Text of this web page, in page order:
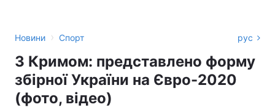
Новини › Спорт рус
З Кримом: представлено форму
збірної України на Євро-2020
(фото, відео)